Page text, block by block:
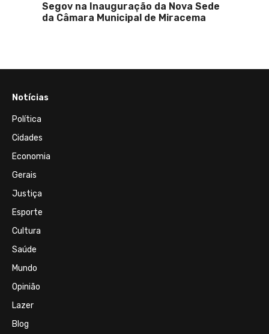
da Nova Sede
de Miracema
Notícias
Política
Cidades
Economia
Gerais
Justiça
Esporte
Cultura
Saúde
Mundo
Opinião
Lazer
Blog